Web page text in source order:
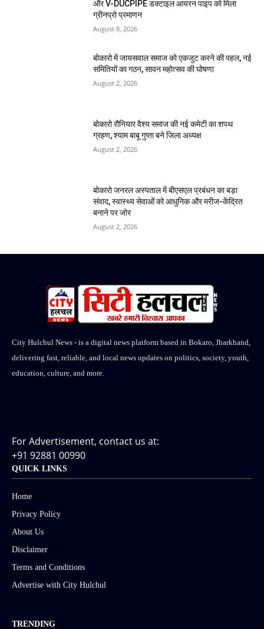
और V-DUCPIPE डक्टाइल आयरन पाइप को मिला
ग्रीनप्रो प्रमाणन
August 8, 2026
बोकारो में जायसवाल समाज को एकजुट करने की पहल, नई
समितियों का गठन, सावन महोत्सव की घोषणा
August 2, 2026
बोकारो रौनियार वैश्य समाज की नई कमेटी का शपथ
ग्रहण, श्याम बाबू गुप्ता बने जिला अध्यक्ष
August 2, 2026
बोकारो जनरल अस्पताल में बीएसएल प्रबंधन का बड़ा
संवाद, स्वास्थ्य सेवाओं को आधुनिक और मरीज-केंद्रित
बनाने पर जोर
August 2, 2026
City Hulchul News - is a digital news platform based in Bokaro, Jharkhand,
delivering fast, reliable, and local news updates on politics, society, youth,
education, culture, and more.
For Advertisement, contact us at:
+91 92881 00990
QUICK LINKS
Home
Privacy Policy
About Us
Disclaimer
Terms and Conditions
Advertise with City Hulchul
TRENDING